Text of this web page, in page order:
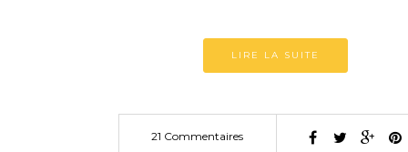
LIRE LA SUITE
21 Commentaires